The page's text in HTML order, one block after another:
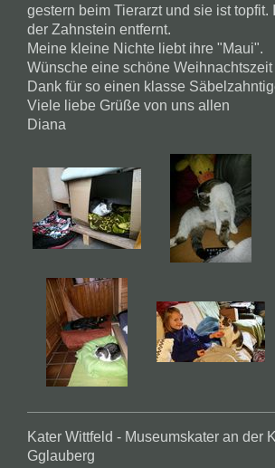
gestern beim Tierarzt und sie ist topfit.
der Zahnstein entfernt.
Meine kleine Nichte liebt ihre "Maui".
Wünsche eine schöne
Dank für so einen klasse
Viele liebe Grüße von uns allen
Diana
Kater Wittfeld - Museumskater an der
Gglauberg